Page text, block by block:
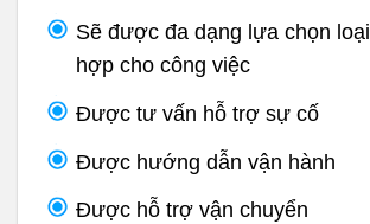
Sẽ được đa dạng lựa chọn
hợp cho công việc
Được tư vấn hỗ trợ sự cố
Được hướng dẫn vận hành
Được hỗ trợ vận chuyển